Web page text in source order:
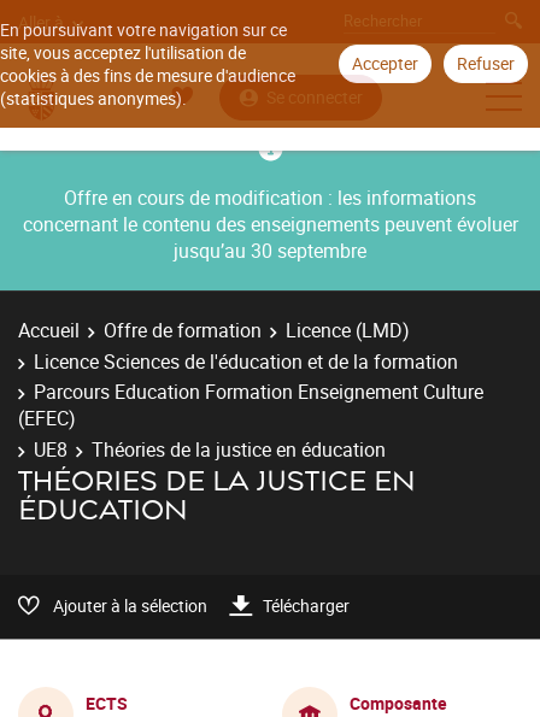
En poursuivant votre navigation sur ce
site, vous acceptez l'utilisation de
cookies à des fins de mesure d'audience
(statistiques anonymes).
Accepter Refuser
Aller à
Se connecter
Offre en cours de modification : les informations
concernant le contenu des enseignements peuvent évoluer
jusqu’au 30 septembre
Accueil Offre de formation
Licence (LMD)
Licence Sciences de l'éducation et de la formation
Parcours Education Formation Enseignement Culture
(EFEC)
UE8
Théories de la justice en éducation
THÉORIES DE LA JUSTICE EN
ÉDUCATION
Ajouter à la sélection Télécharger
ECTS
Composante